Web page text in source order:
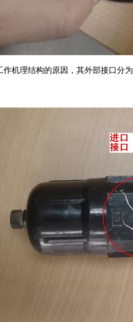
作机理结构的原因，其外部接口分